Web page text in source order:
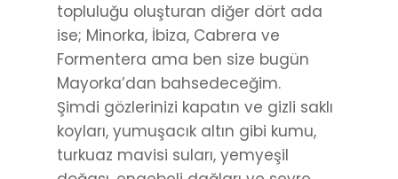
topluluğu oluşturan diğer dört ada
ise; Minorka, İbiza, Cabrera ve
Formentera ama ben size bugün
Mayorka’dan bahsedeceğim.
Şimdi gözlerinizi kapatın ve gizli saklı
koyları, yumuşacık altın gibi kumu,
turkuaz mavisi suları, yemyeşil